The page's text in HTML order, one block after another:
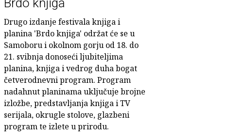
Brdo knjiga
Drugo izdanje festivala knjiga i
planina 'Brdo knjiga' održat će se u
Samoboru i okolnom gorju od 18. do
21. svibnja donoseći ljubiteljima
planina, knjiga i vedrog duha bogat
četverodnevni program. Program
nadahnut planinama uključuje brojne
izložbe, predstavljanja knjiga i TV
serijala, okrugle stolove, glazbeni
program te izlete u prirodu.